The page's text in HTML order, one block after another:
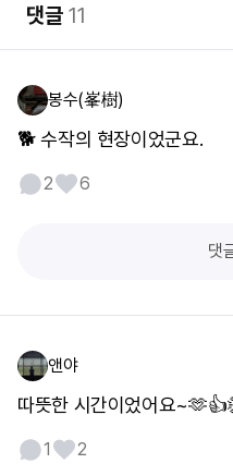
댓글11
봉수(峯樹)
🐕 수작의 현장이었군요.
2 6
댓
앤야
따뜻한 시간이었어요
1 2